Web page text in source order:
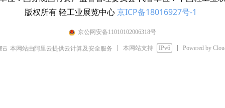
版权所有 轻工业展览中心京ICP备18016927号-1
京公网安备11010102006318号
本网站由阿里云提供云计算及安全服务 本网站支持 IPv6 Powered by